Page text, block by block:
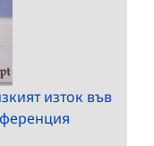
изток във